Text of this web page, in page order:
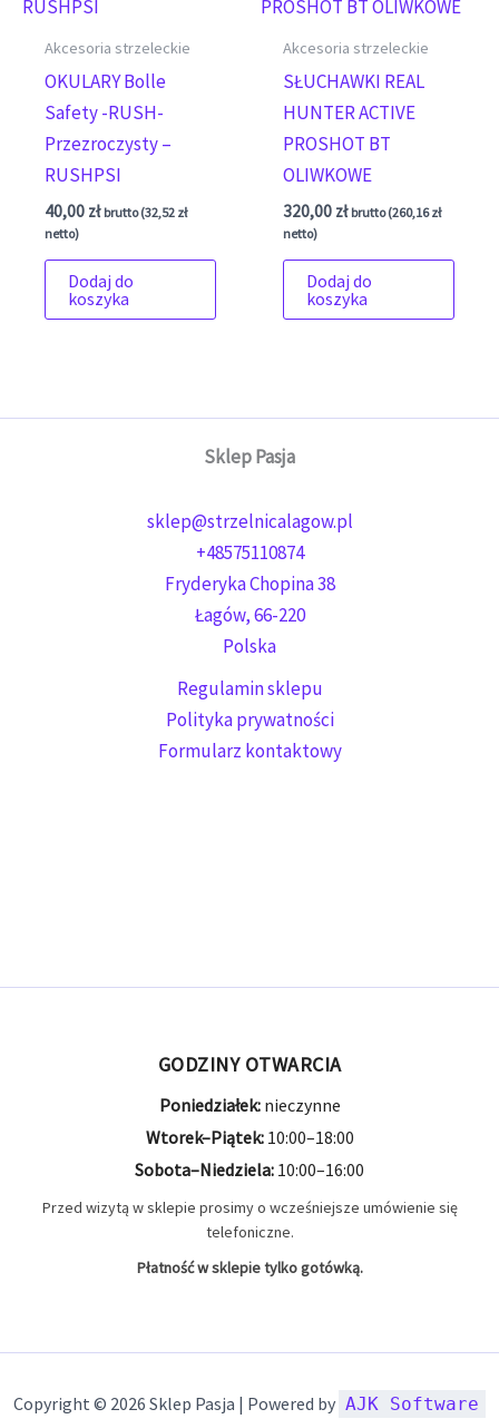
Akcesoria strzeleckie
OKULARY Bolle
Safety -RUSH-
Przezroczysty –
RUSHPSI
40,00 zł brutto (32,52 zł
netto)
Dodaj do
koszyka
Akcesoria strzeleckie
SŁUCHAWKI REAL
HUNTER ACTIVE
PROSHOT BT
OLIWKOWE
320,00 zł brutto (260,16zł
netto)
Dodaj do
koszyka
Sklep Pasja
sklep@strzelnicalagow.pl
+48575110874
Fryderyka Chopina 38
Łagów,66-220
Polska
Regulamin sklepu
Polityka prywatności
Formularz kontaktowy
GODZINY OTWARCIA
Poniedziałek:nieczynne
Wtorek–Piątek:10:00–18:00
Sobota–Niedziela: 10:00–16:00
Przed wizytą w sklepie prosimy o wcześniejsze umówienie się
telefoniczne.
Płatność w sklepie tylko gotówką.
Copyright © 2026 Sklep Pasja | Powered by AJK Software